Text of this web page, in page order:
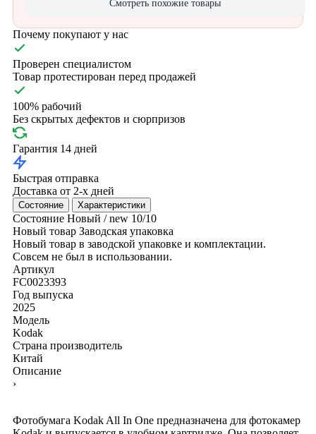
Смотреть похожие товары
Почему покупают у нас
Проверен специалистом
Товар протестирован перед продажей
100% рабочий
Без скрытых дефектов и сюрпризов
Гарантия 14 дней
Быстрая отправка
Доставка от 2-х дней
Состояние Характеристики
Состояние Новый / new 10/10
Новый товар Заводская упаковка
Новый товар в заводской упаковке и комплектации.
Совсем не был в использовании.
Артикул
FC0023393
Год выпуска
2025
Модель
Kodak
Страна производитель
Китай
Описание
›
Фотобумага Kodak All In One предназначена для фотокамер